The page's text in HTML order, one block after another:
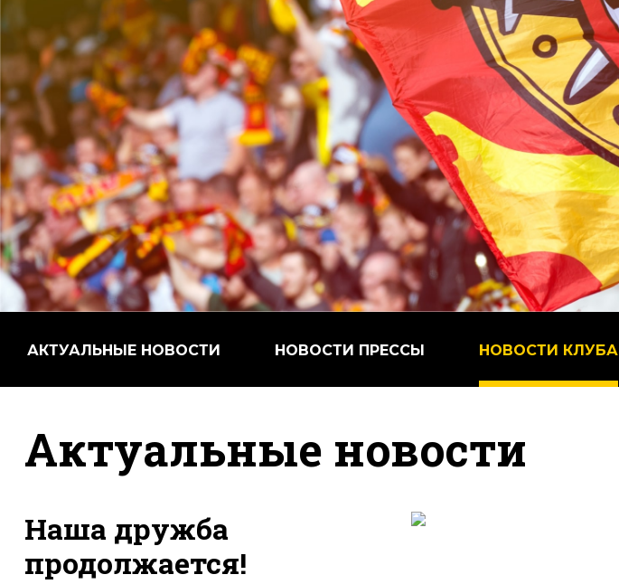
АКТУАЛЬНЫЕ НОВОСТИ НОВОСТИ ПРЕССЫ НОВОСТИ КЛУБА
Актуальные новости
Наша дружба
продолжается!